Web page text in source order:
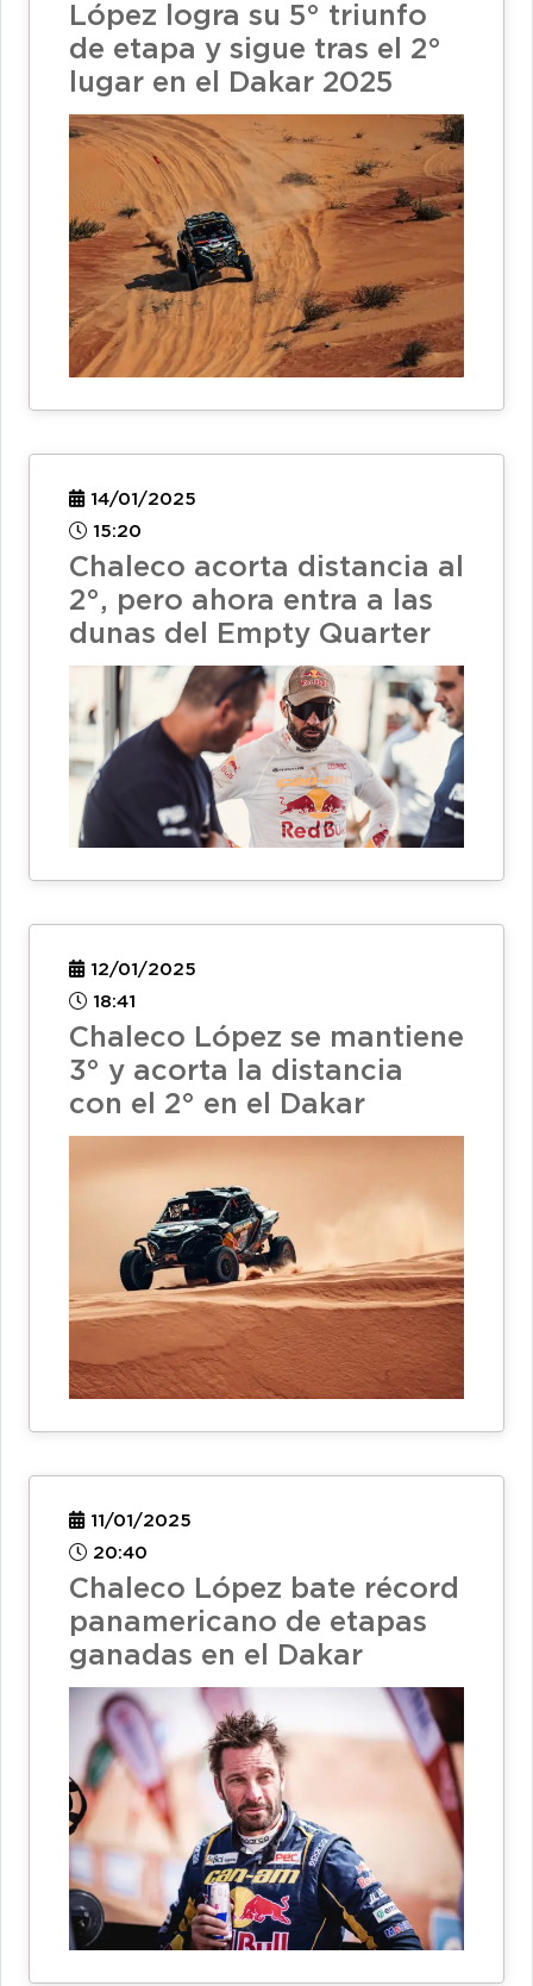
López logra su 5° triunfo
de etapa y sigue tras el 2°
lugar en el Dakar 2025
14/01/2025
15:20
Chaleco acorta distancia al
2°, pero ahora entra a las
dunas del Empty Quarter
12/01/2025
18:41
Chaleco López se mantiene
3° y acorta la distancia
con el 2° en el Dakar
11/01/2025
20:40
Chaleco López bate récord
panamericano de etapas
ganadas en el Dakar